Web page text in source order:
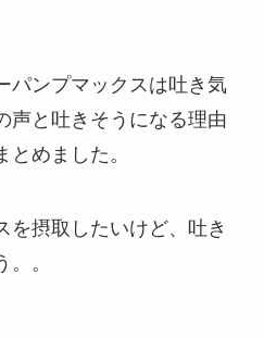
パンプマックスは吐き気
声と吐きそうになる理由
めました。
を摂取したいけど、吐き
。